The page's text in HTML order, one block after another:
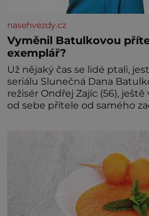
nasehvezdy.cz
Vyměnil Batulkovou
exemplář?
Už nějaký čas se lidé ptali,
seriálu Slunečná Dana
režisér Ondřej Zajíc (56), ještě
od sebe přítele od samého